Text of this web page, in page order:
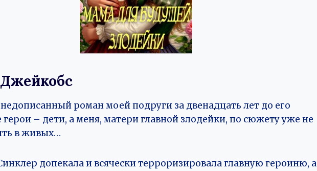
роман моей подруги за двенадцать лет до его
герои – дети, а меня, матери главной злодейки, по сюжету уже не
в живых…
допекала и всячески терроризировала главную героиню, а